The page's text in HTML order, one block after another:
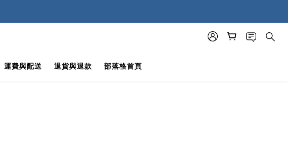
運費與配送 退貨與退款 部落格首頁